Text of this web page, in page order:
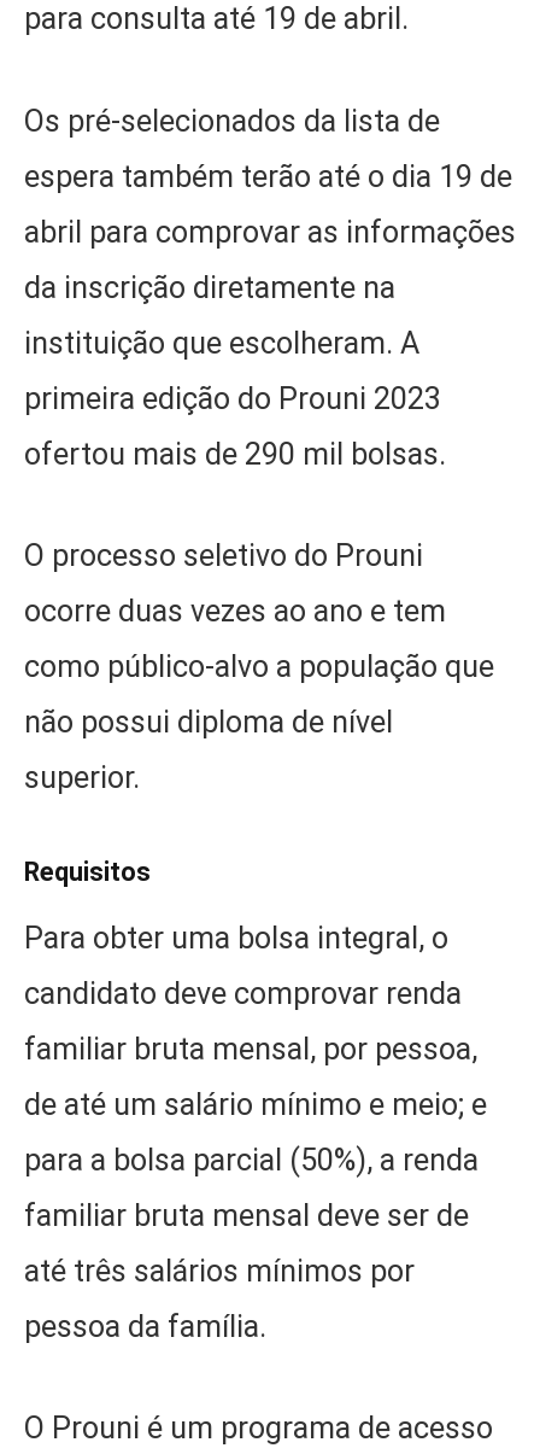
para consulta até 19 de abril.
Os pré-selecionados da lista de
espera também terão até o dia 19 de
abril para comprovar as informações
da inscrição diretamente na
instituição que escolheram. A
primeira edição do Prouni 2023
ofertou mais de 290 mil bolsas.
O processo seletivo do Prouni
ocorre duas vezes ao ano e tem
como público-alvo a população que
não possui diploma de nível
superior.
Requisitos
Para obter uma bolsa integral, o
candidato deve comprovar renda
familiar bruta mensal, por pessoa,
de até um salário mínimo e meio; e
para a bolsa parcial (50%), a renda
familiar bruta mensal deve ser de
até três salários mínimos por
pessoa da família.
O Prouni é um programa de acesso